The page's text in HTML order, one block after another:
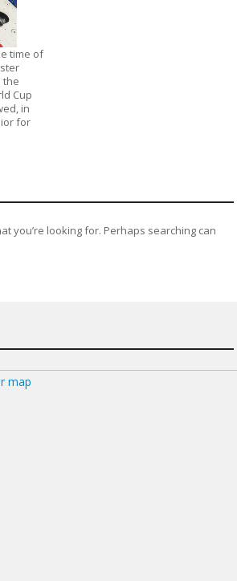
time of
the
Cup
in
for
you’re looking for. Perhaps searching can